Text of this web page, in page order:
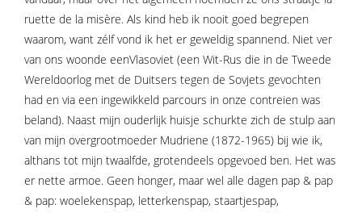
ruette de la misère. Als kind heb ik nooit goed begrepen
waarom, want zélf vond ik het er geweldig spannend. Niet ver
van ons woonde eenVlasoviet (een Wit-Rus die in de Tweede
Wereldoorlog met de Duitsers tegen de Sovjets gevochten
had en via een ingewikkeld parcours in onze contreien was
beland). Naast mijn ouderlijk huisje schurkte zich de stulp aan
van mijn overgrootmoeder Mudriene (1872-1965) bij wie ik,
althans tot mijn twaalfde, grotendeels opgevoed ben. Het was
er nette armoe. Geen honger, maar wel alle dagen pap & pap
& pap: woelekenspap, letterkenspap, staartjespap,